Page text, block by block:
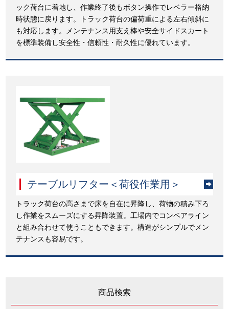
ック荷台に着地し、作業終了後もボタン操作でレベラー格納
時状態に戻ります。トラック荷台の偏荷重による左右傾斜に
も対応します。メンテナンス用支え棒や安全サイドスカート
を標準装備し安全性・信頼性・耐久性に優れています。
テーブルリフター＜荷役作業用＞
トラック荷台の高さまで床を自在に昇降し、荷物の積み下ろ
し作業をスムーズにする昇降装置。工場内でコンベアライン
と組み合わせて使うこともできます。構造がシンプルでメン
テナンスも容易です。
商品検索